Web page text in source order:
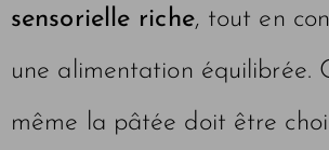
sensorielle riche, tout en
une alimentation équilibrée.
même la pâtée doit être